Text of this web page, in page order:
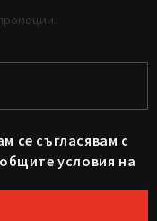
се съгласявам с
условия на